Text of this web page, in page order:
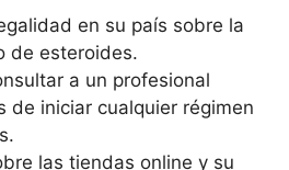
en su país sobre la
de esteroides.
a un profesional
de iniciar cualquier régimen
las tiendas online y su